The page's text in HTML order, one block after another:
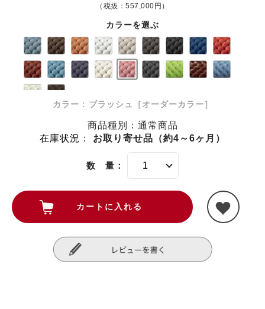
（税抜：557,000円）
カラーを選ぶ
カラー : ブラッシュ［オーダーカラー］
商品種別：通常商品
在庫状況 ： お取り寄せ品（約4～6ヶ月）
数 量：